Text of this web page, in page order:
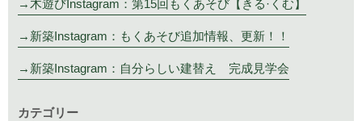
木遊びInstagram：第15回もくあそび【きる·くむ】
新築Instagram：もくあそび追加情報、更新！！
新築Instagram：自分らしい建替え 完成見学会
カテゴリー